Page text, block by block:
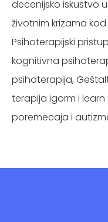
decenijsko iskustvo
životnim krizama
Psihoterapijski
kognitivna
psihoterapija,
terapija igorm i
poremecaja i